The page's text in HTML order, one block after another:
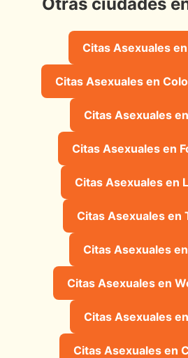
Citas Asexuales
Citas Asexuales en
Citas Asexuales
Citas Asexuales en
Citas Asexuales en
Citas Asexuales en
Citas Asexuales
Citas Asexuales en
Citas Asexuales
Citas Asexuales en